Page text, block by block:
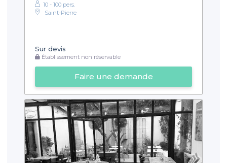
10 - 100 pers.
Saint-Pierre
Sur devis
Établissement non réservable
Faire une demande